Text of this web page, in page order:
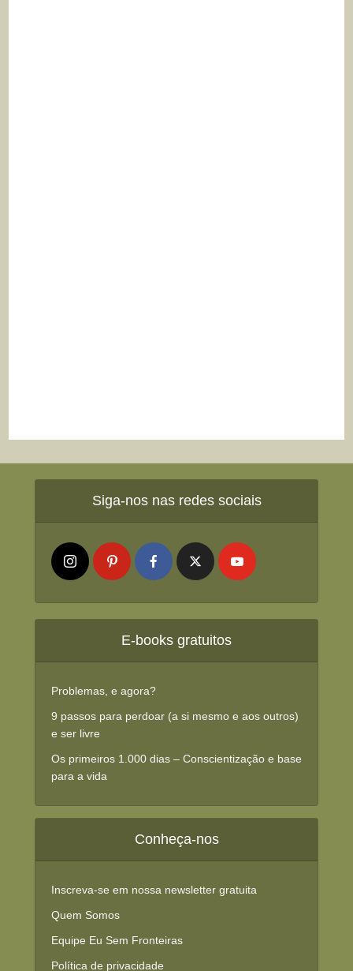
Siga-nos nas redes sociais
E-books gratuitos
Problemas, e agora?
9 passos para perdoar (a si mesmo e aos outros)
e ser livre
Os primeiros 1.000 dias – Conscientização e base
para a vida
Conheça-nos
Inscreva-se em nossa newsletter gratuita
Quem Somos
Equipe Eu Sem Fronteiras
Política de privacidade